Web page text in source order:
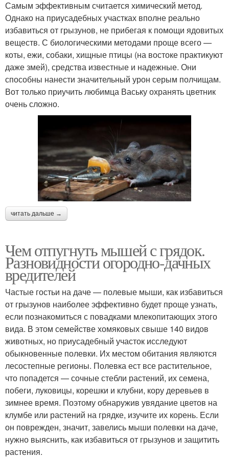
Самым эффективным считается химический метод.
Однако на приусадебных участках вполне реально
избавиться от грызунов, не прибегая к помощи ядовитых
веществ. С биологическими методами проще всего —
коты, ежи, собаки, хищные птицы (на востоке практикуют
даже змей), средства известные и надежные. Они
способны нанести значительный урон серым полчищам.
Вот только приучить любимца Ваську охранять цветник
очень сложно.
читать дальше →
Чем отпугнуть мышей с грядок.
Разновидности огородно-дачных
вредителей
Частые гостьи на даче — полевые мыши, как избавиться
от грызунов наиболее эффективно будет проще узнать,
если познакомиться с повадками млекопитающих этого
вида. В этом семействе хомяковых свыше 140 видов
животных, но приусадебный участок исследуют
обыкновенные полевки. Их местом обитания являются
лесостепные регионы. Полевка ест все растительное,
что попадется — сочные стебли растений, их семена,
побеги, луковицы, корешки и клубни, кору деревьев в
зимнее время. Поэтому обнаружив увядание цветов на
клумбе или растений на грядке, изучите их корень. Если
он поврежден, значит, завелись мыши полевки на даче,
нужно выяснить, как избавиться от грызунов и защитить
растения.